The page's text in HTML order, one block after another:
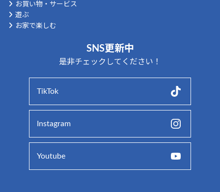
お買い物・サービス
遊ぶ
お家で楽しむ
SNS更新中
是非チェックしてください！
TikTok
Instagram
Youtube